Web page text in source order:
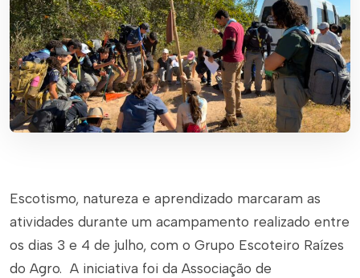
Escotismo, natureza e aprendizado marcaram as
atividades durante um acampamento realizado entre
os dias 3 e 4 de julho, com o Grupo Escoteiro Raízes
do Agro. A iniciativa foi da Associação de